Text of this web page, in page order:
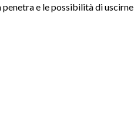
e le possibilità di uscirne